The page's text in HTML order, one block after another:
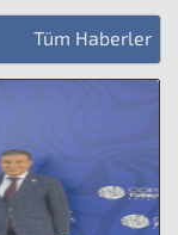
Tüm Haberler